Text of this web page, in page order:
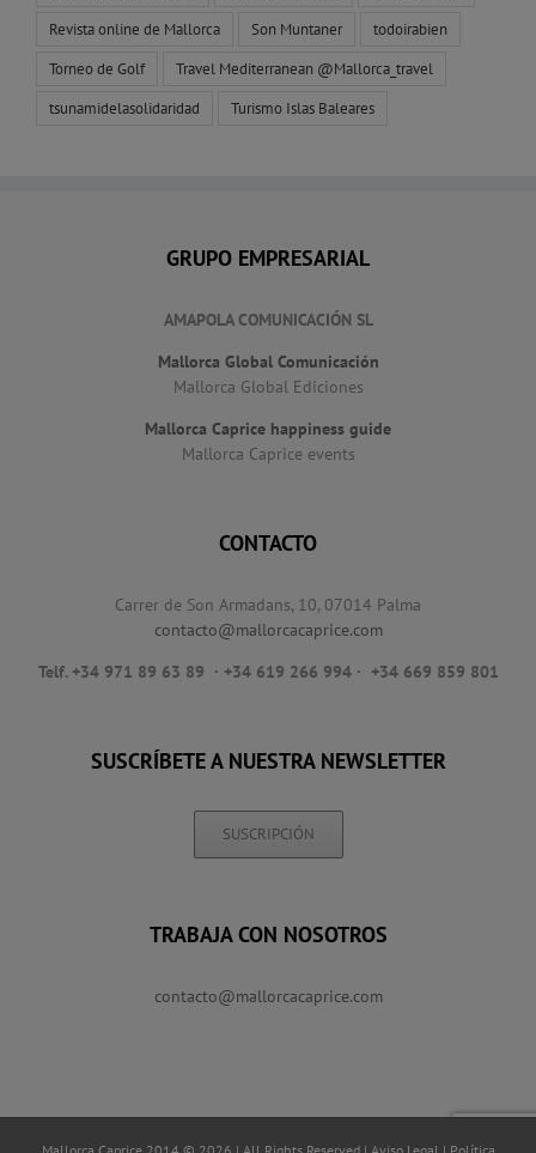
Revista online de Mallorca Son Muntaner todoirabien
Torneo de Golf Travel Mediterranean @Mallorca_travel
tsunamidelasolidaridad Turismo Islas Baleares
GRUPO EMPRESARIAL
AMAPOLA COMUNICACIÓN SL
Mallorca Global Comunicación
Mallorca Global Ediciones
Mallorca Caprice happiness guide
Mallorca Caprice events
CONTACTO
Carrer de Son Armadans, 10, 07014 Palma
contacto@mallorcacaprice.com
Telf. +34 971 89 63 89 · +34 619 266 994 · +34 669 859 801
SUSCRÍBETE A NUESTRA NEWSLETTER
SUSCRIPCIÓN
TRABAJA CON NOSOTROS
contacto@mallorcacaprice.com